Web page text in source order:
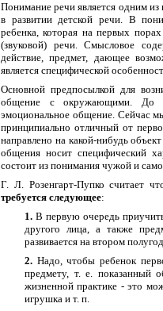
Понимание речи является одним
в развитии детской речи. В
ребенка, которая на первых
(звуковой) речи. Смысловое
действие, предмет, дающее
является специфической
Основной предпосылкой для
общение с окружающими. До
эмоциональное общение. Сейчас
принципиально отличный от
направлено на какой-нибудь
общения носит специфический
состоит из понимания чужой и
Г. Л. Розенгарт-Пупко считает
требуется следующее:
1. В первую очередь
другого лица, а также
развивается на втором
2. Надо, чтобы ребенок
предмету, т. е. показанный
жизненной практике - это
игрушка и т. п.